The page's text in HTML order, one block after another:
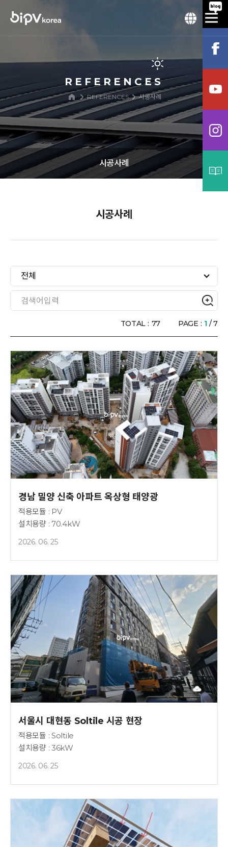
REFERENCES
REFERENCES 시공사례
시공사례
시공사례
전체
TOTAL : 77 PAGE : 1 / 7
경남 밀양 신축 아파트 옥상형 태양광
적용모듈 : PV
설치용량 : 70.4kW
2026. 06. 25
서울시 대현동 Soltile 시공 현장
적용모듈 : Soltile
설치용량 : 36kW
2026. 06. 25